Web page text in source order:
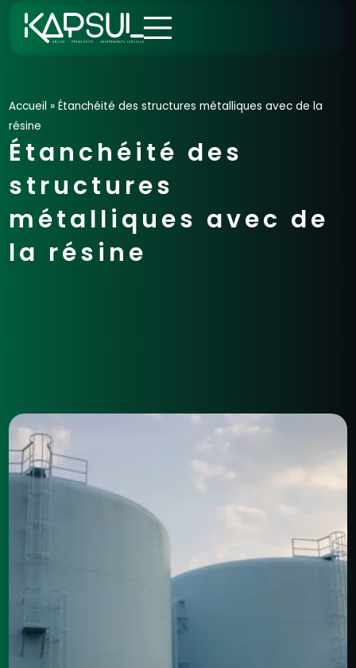
Aller
Accueil »Étanchéité des structures métalliques avec de la
résine
Étanchéité des
structures
métalliques avec de
la résine